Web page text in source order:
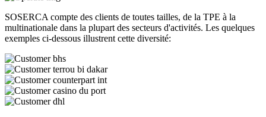
SOSERCA compte des clients de toutes tailles, de la TPE à la
multinationale dans la plupart des secteurs d'activités. Les quelques
exemples ci-dessous illustrent cette diversité: